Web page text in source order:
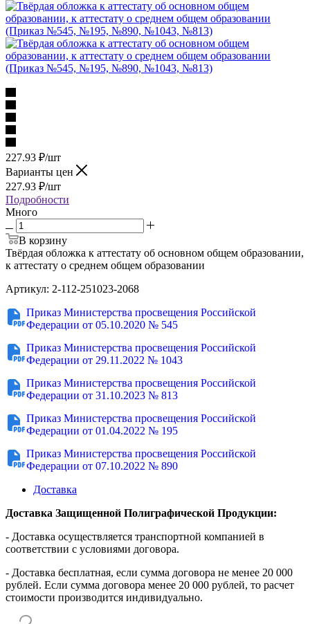
227.93 ₽/шт
Варианты цен
227.93 ₽/шт
Подробности
Много
В корзину
Твёрдая обложка к аттестату об основном общем образовании,
к аттестату о среднем общем образовании
Артикул: 2-112-251023-2068
Приказ Министерства просвещения Российской
Федерации от 05.10.2020 № 545
Приказ Министерства просвещения Российской
Федерации от 29.11.2022 № 1043
Приказ Министерства просвещения Российской
Федерации от 31.10.2023 № 813
Приказ Министерства просвещения Российской
Федерации от 01.04.2022 № 195
Приказ Министерства просвещения Российской
Федерации от 07.10.2022 № 890
Доставка
Доставка Защищенной Полиграфической Продукции:
- Доставка осуществляется транспортной компанией в
соответствии с условиями договора.
- Доставка бесплатная, если сумма договора не менее 20 000
рублей. Если сумма договора менее 20 000 рублей, то расчет
стоимости производится индивидуально.